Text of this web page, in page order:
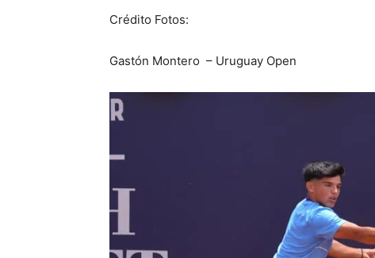
Crédito Fotos:
Gastón Montero – Uruguay Open